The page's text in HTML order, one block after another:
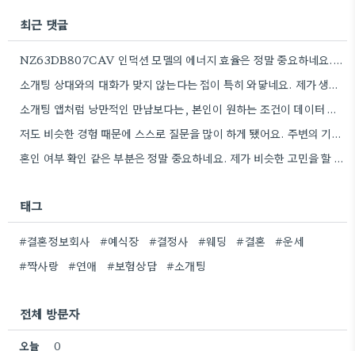
최근 댓글
NZ63DB807CAV 인덕션 모델의 에너지 효율은 정말 중요하네요. 특히 전기세 많이 나오는데, 에너지 효율 등급 꼼꼼히…
소개팅 상대와의 대화가 맞지 않는다는 점이 특히 와닿네요. 제가 생각하는 것도 비슷했는데, 경험을 통해 구체적인…
소개팅 앱처럼 낭만적인 만남보다는, 본인이 원하는 조건이 데이터 기반으로 잘 맞는지 꼼꼼히 확인하는 게 중요하겠네요.
저도 비슷한 경험 때문에 스스로 질문을 많이 하게 됐어요. 주변의 기대 때문에 결정짓는 것보다, 본인이…
혼인 여부 확인 같은 부분은 정말 중요하네요. 제가 비슷한 고민을 할 때, 단순히 조건만 보려고…
태그
#결혼정보회사 #예식장 #결정사 #웨딩 #결혼
#운세
#짝사랑
#연애 #보험상담 #소개팅
전체 방문자
오늘 0